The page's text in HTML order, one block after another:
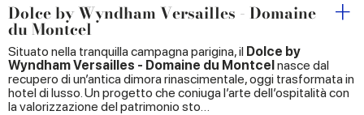
Dolce by Wyndham Versailles - Domaine
du Montcel
Situato nella tranquilla campagna parigina, il Dolce by
Wyndham Versailles - Domaine du Montcelnasce dal
recupero di un’antica dimora rinascimentale, oggi trasformata in
hotel di lusso. Un progetto che coniuga l’arte dell’ospitalità con
la valorizzazione del patrimonio sto…